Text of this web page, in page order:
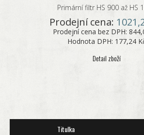
Primární filtr HS 900 až HS
Prodejní cena:
Prodejní cena bez DPH:
Hodnota DPH: 177,24
Detail zboží
Titulka